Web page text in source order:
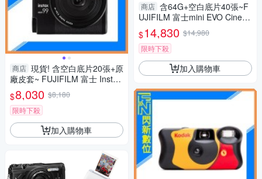
商店 現貨! 含空白底片20張+原
廠皮套~ FUJIFILM 富士 Instax
mini 99 拍立得 相機(mini99，
公司貨)
$8,030 $8,180
限時下殺
加入購物車
商店 含64G+空白底片40張~F
UJIFILM 富士mini EVO Cinem
a 三合一 拍立得 拍照/影片/列
印(公司貨)
$14,830 $14,980
限時下殺
加入購物車